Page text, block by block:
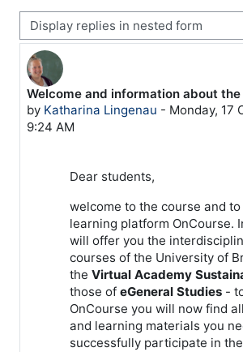
Display mode
Welcome and information about the
by Katharina Lingenau - Monday, 17
9:24 AM
Number of replies: 0
Dear students,
welcome to the course and
learning platform OnCourse.
will offer you the
courses of the University of
the Virtual Academy
those of eGeneral Studies -
OnCourse you will now find
and learning materials you
successfully participate in